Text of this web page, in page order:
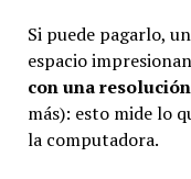
Si puede pagarlo,
espacio
con una
más): esto mide lo
la computadora.